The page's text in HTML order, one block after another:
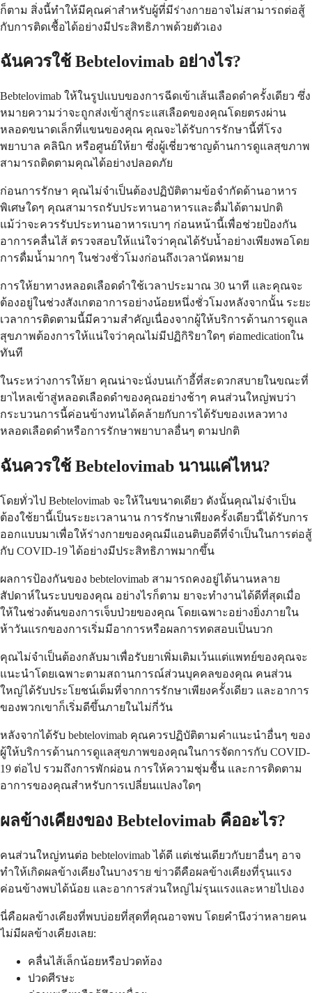
ก็ตาม สิ่งนี้ทำให้มีคุณค่าสำหรับผู้ที่มีร่างกายอาจไม่สามารถต่อสู้
กับการติดเชื้อได้อย่างมีประสิทธิภาพด้วยตัวเอง
ฉันควรใช้ Bebtelovimab อย่างไร?
Bebtelovimab ให้ในรูปแบบของการฉีดเข้าเส้นเลือดดำครั้งเดียว ซึ่ง
หมายความว่าจะถูกส่งเข้าสู่กระแสเลือดของคุณโดยตรงผ่าน
หลอดขนาดเล็กที่แขนของคุณ คุณจะได้รับการรักษานี้ที่โรง
พยาบาล คลินิก หรือศูนย์ให้ยา ซึ่งผู้เชี่ยวชาญด้านการดูแลสุขภาพ
สามารถติดตามคุณได้อย่างปลอดภัย
ก่อนการรักษา คุณไม่จำเป็นต้องปฏิบัติตามข้อจำกัดด้านอาหาร
พิเศษใดๆ คุณสามารถรับประทานอาหารและดื่มได้ตามปกติ
แม้ว่าจะควรรับประทานอาหารเบาๆ ก่อนหน้านี้เพื่อช่วยป้องกัน
อาการคลื่นไส้ ตรวจสอบให้แน่ใจว่าคุณได้รับน้ำอย่างเพียงพอโดย
การดื่มน้ำมากๆ ในช่วงชั่วโมงก่อนถึงเวลานัดหมาย
การให้ยาทางหลอดเลือดดำใช้เวลาประมาณ 30 นาที และคุณจะ
ต้องอยู่ในช่วงสังเกตอาการอย่างน้อยหนึ่งชั่วโมงหลังจากนั้น ระยะ
เวลาการติดตามนี้มีความสำคัญเนื่องจากผู้ให้บริการด้านการดูแล
สุขภาพต้องการให้แน่ใจว่าคุณไม่มีปฏิกิริยาใดๆ ต่อmedicationใน
ทันที
ในระหว่างการให้ยา คุณน่าจะนั่งบนเก้าอี้ที่สะดวกสบายในขณะที่
ยาไหลเข้าสู่หลอดเลือดดำของคุณอย่างช้าๆ คนส่วนใหญ่พบว่า
กระบวนการนี้ค่อนข้างทนได้คล้ายกับการได้รับของเหลวทาง
หลอดเลือดดำหรือการรักษาพยาบาลอื่นๆ ตามปกติ
ฉันควรใช้ Bebtelovimab นานแค่ไหน?
โดยทั่วไป Bebtelovimab จะให้ในขนาดเดียว ดังนั้นคุณไม่จำเป็น
ต้องใช้ยานี้เป็นระยะเวลานาน การรักษาเพียงครั้งเดียวนี้ได้รับการ
ออกแบบมาเพื่อให้ร่างกายของคุณมีแอนติบอดีที่จำเป็นในการต่อสู้
กับ COVID-19 ได้อย่างมีประสิทธิภาพมากขึ้น
ผลการป้องกันของ bebtelovimab สามารถคงอยู่ได้นานหลาย
สัปดาห์ในระบบของคุณ อย่างไรก็ตาม ยาจะทำงานได้ดีที่สุดเมื่อ
ให้ในช่วงต้นของการเจ็บป่วยของคุณ โดยเฉพาะอย่างยิ่งภายใน
ห้าวันแรกของการเริ่มมีอาการหรือผลการทดสอบเป็นบวก
คุณไม่จำเป็นต้องกลับมาเพื่อรับยาเพิ่มเติมเว้นแต่แพทย์ของคุณจะ
แนะนำโดยเฉพาะตามสถานการณ์ส่วนบุคคลของคุณ คนส่วน
ใหญ่ได้รับประโยชน์เต็มที่จากการรักษาเพียงครั้งเดียว และอาการ
ของพวกเขาก็เริ่มดีขึ้นภายในไม่กี่วัน
หลังจากได้รับ bebtelovimab คุณควรปฏิบัติตามคำแนะนำอื่นๆ ของ
ผู้ให้บริการด้านการดูแลสุขภาพของคุณในการจัดการกับ COVID-
19 ต่อไป รวมถึงการพักผ่อน การให้ความชุ่มชื้น และการติดตาม
อาการของคุณสำหรับการเปลี่ยนแปลงใดๆ
ผลข้างเคียงของ Bebtelovimab คืออะไร?
คนส่วนใหญ่ทนต่อ bebtelovimab ได้ดี แต่เช่นเดียวกับยาอื่นๆ อาจ
ทำให้เกิดผลข้างเคียงในบางราย ข่าวดีคือผลข้างเคียงที่รุนแรง
ค่อนข้างพบได้น้อย และอาการส่วนใหญ่ไม่รุนแรงและหายไปเอง
นี่คือผลข้างเคียงที่พบบ่อยที่สุดที่คุณอาจพบ โดยคำนึงว่าหลายคน
ไม่มีผลข้างเคียงเลย:
คลื่นไส้เล็กน้อยหรือปวดท้อง
ปวดศีรษะ